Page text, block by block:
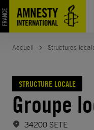
Aller
au
contenu
Accueil Structures
STRUCTURE LOCALE
Groupe
34200 SETE